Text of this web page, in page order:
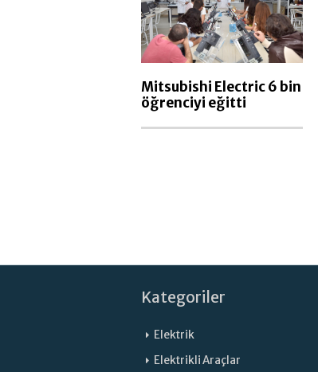
Mitsubishi Electric 6 bin
öğrenciyi eğitti
Kategoriler
Elektrik
Elektrikli Araçlar